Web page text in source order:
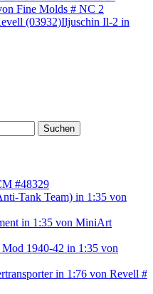
Fine Molds # NC 2
Iljuschin Il-2 in
Suchen
#48329
Tank Team) in 1:35 von
in 1:35 von MiniArt
1940-42 in 1:35 von
in 1:76 von Revell #